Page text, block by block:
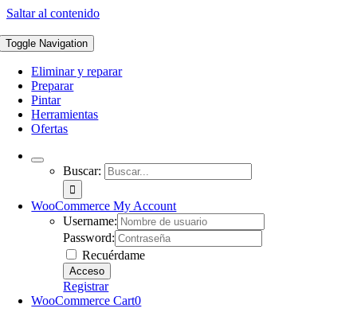
Saltar al contenido
Toggle Navigation
Eliminar y reparar
Preparar
Pintar
Herramientas
Ofertas
Buscar:
WooCommerce My Account
Username:
Password:
Recuérdame
Registrar
WooCommerce Cart0